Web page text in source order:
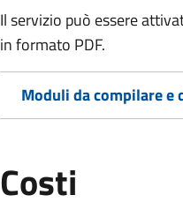
Il servizio può essere
in formato PDF.
Moduli da compilare e
Costi